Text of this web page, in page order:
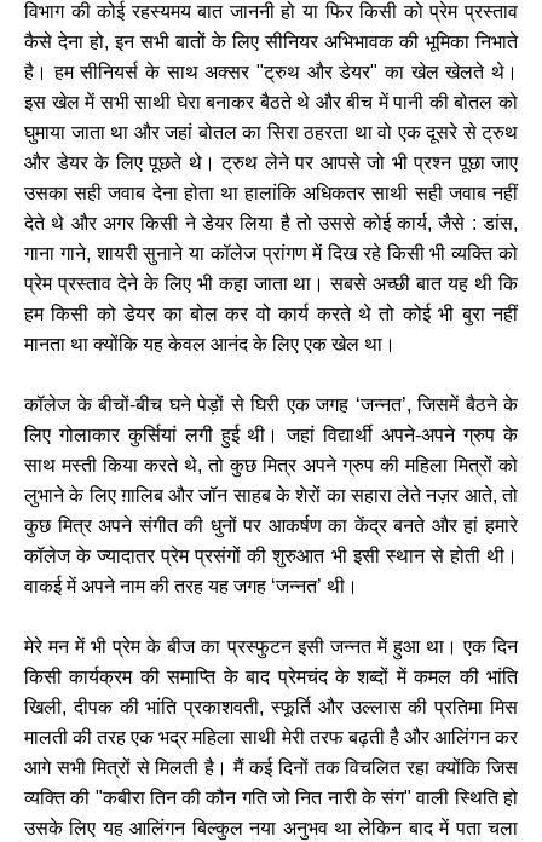
विभाग की कोई रहस्यमय बात जाननी हो या फिर किसी को प्रेम प्रस्ताव
कैसे देना हो, इन सभी बातों के लिए सीनियर अभिभावक की भूमिका निभाते
है। हम सीनियर्स के साथ अक्सर "ट्रुथ और डेयर" का खेल खेलते थे।
इस खेल में सभी साथी घेरा बनाकर बैठते थे और बीच में पानी की बोतल को
घुमाया जाता था और जहां बोतल का सिरा ठहरता था वो एक दूसरे से ट्रुथ
और डेयर के लिए पूछते थे। ट्रुथ लेने पर आपसे जो भी प्रश्न पूछा जाए
उसका सही जवाब देना होता था हालांकि अधिकतर साथी सही जवाब नहीं
देते थे और अगर किसी ने डेयर लिया है तो उससे कोई कार्य, जैसे : डांस,
गाना गाने, शायरी सुनाने या कॉलेज प्रांगण में दिख रहे किसी भी व्यक्ति को
प्रेम प्रस्ताव देने के लिए भी कहा जाता था। सबसे अच्छी बात यह थी कि
हम किसी को डेयर का बोल कर वो कार्य करते थे तो कोई भी बुरा नहीं
मानता था क्योंकि यह केवल आनंद के लिए एक खेल था।
कॉलेज के बीचों-बीच घने पेड़ों से घिरी एक जगह ‘जन्नत’, जिसमें बैठने के
लिए गोलाकार कुर्सियां लगी हुई थी। जहां विद्यार्थी अपने-अपने ग्रुप के
साथ मस्ती किया करते थे, तो कुछ मित्र अपने ग्रुप की महिला मित्रों को
लुभाने के लिए ग़ालिब और जॉन साहब के शेरों का सहारा लेते नज़र आते, तो
कुछ मित्र अपने संगीत की धुनों पर आकर्षण का केंद्र बनते और हां हमारे
कॉलेज के ज्यादातर प्रेम प्रसंगों की शुरुआत भी इसी स्थान से होती थी।
वाकई में अपने नाम की तरह यह जगह ‘जन्नत’ थी।
मेरे मन में भी प्रेम के बीज का प्रस्फुटन इसी जन्नत में हुआ था। एक दिन
किसी कार्यक्रम की समाप्ति के बाद प्रेमचंद के शब्दों में कमल की भांति
खिली, दीपक की भांति प्रकाशवती, स्फूर्ति और उल्लास की प्रतिमा मिस
मालती की तरह एक भद्र महिला साथी मेरी तरफ बढ़ती है और आलिंगन कर
आगे सभी मित्रों से मिलती है। मैं कई दिनों तक विचलित रहा क्योंकि जिस
व्यक्ति की "कबीरा तिन की कौन गति जो नित नारी के संग" वाली स्थिति हो
उसके लिए यह आलिंगन बिल्कुल नया अनुभव था लेकिन बाद में पता चला